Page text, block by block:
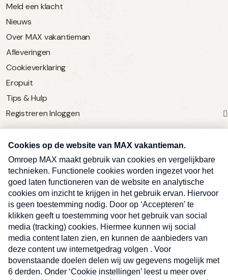
Meld een klacht
Nieuws
Over MAX vakantieman
Afleveringen
Cookieverklaring
Eropuit
Tips & Hulp
Registreren Inloggen
SERVICE
Over Omroep MAX
MAX Vandaag
MAX Meldpunt
Pers
Contact
Algemene voorwaarden
Privacyverklaring
Kwetsbaarheid melden
Ben je benieuwd naar meer
vakantienieuws- en tips?